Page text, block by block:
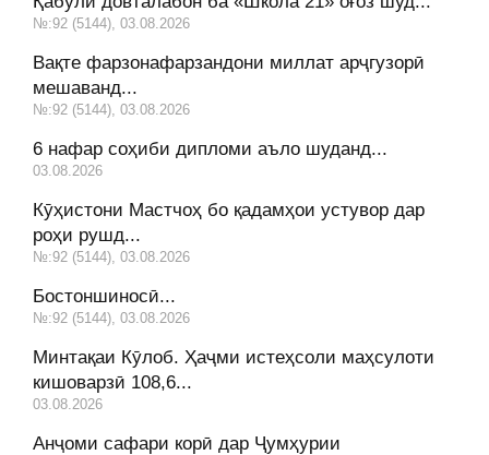
№:92 (5144), 03.08.2026
Вақте фарзонафарзандони миллат арҷгузорӣ
мешаванд...
№:92 (5144), 03.08.2026
6 нафар соҳиби дипломи аъло шуданд...
03.08.2026
Кӯҳистони Мастчоҳ бо қадамҳои устувор дар
роҳи рушд...
№:92 (5144), 03.08.2026
Бостоншиносӣ...
№:92 (5144), 03.08.2026
Минтақаи Кӯлоб. Ҳаҷми истеҳсоли маҳсулоти
кишоварзӣ 108,6...
03.08.2026
Анҷоми сафари корӣ дар Ҷумҳурии